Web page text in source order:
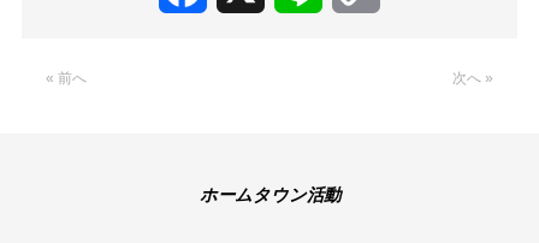
« 前へ 次へ »
ホームタウン活動